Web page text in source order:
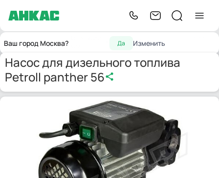
Ваш город Москва? Да Изменить
ГлавнаяНасосы
panther 56
Насос для дизельного топлива
Petroll panther 56